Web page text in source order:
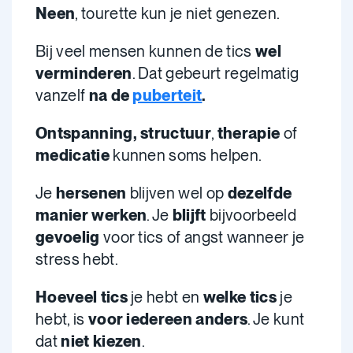
Neen, tourette kun je niet genezen.
Bij veel mensen kunnen de tics wel
verminderen. Dat gebeurt regelmatig
vanzelf na depuberteit.
Ontspanning, structuur, therapie of
medicatie kunnen soms helpen.
Je hersenen blijven wel op dezelfde
manier werken. Je blijft bijvoorbeeld
gevoelig voor tics of angst wanneer je
stress hebt.
Hoeveel ticsje hebt en welke ticsje
hebt, is voor iedereen anders. Je kunt
datniet kiezen.